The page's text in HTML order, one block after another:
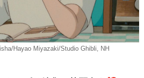
Hayao Miyazaki/Studio Ghibli, NH